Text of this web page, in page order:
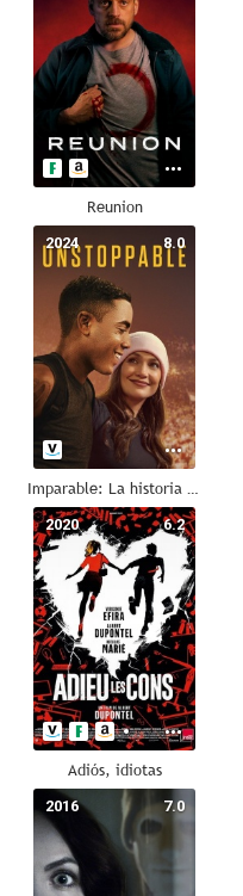
Reunion
8.0
2024
Imparable: La historia de Anthony Robles
6.2
2020
Adiós, idiotas
7.0
2016